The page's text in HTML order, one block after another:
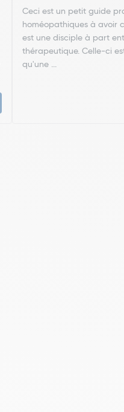
Ceci est un petit guide
homéopathiques à avoir
est une disciple à part
thérapeutique. Celle-ci
qu'une ...